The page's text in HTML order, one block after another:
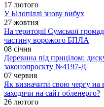
17 лютого
У Білопіллі знову вибух
27 жовтня
На території Сумської
частину ворожого БПЛА
08 січня
Деревина під прицілом:
законопроєкту №4197-Д
07 червня
Як визначити свою чергу на
заходячи на сайт обленерго?
26 лютого